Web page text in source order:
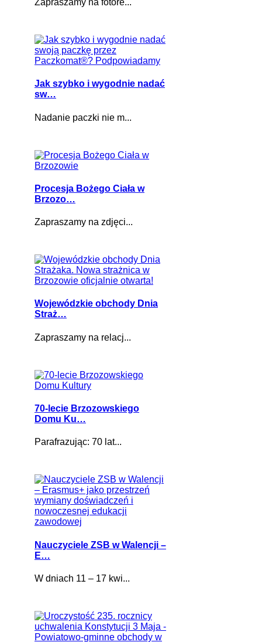
Zapraszamy na fotore...
Jak szybko i wygodnie nadać
sw…
Nadanie paczki nie m...
Procesja Bożego Ciała w
Brzozo…
Zapraszamy na zdjęci...
Wojewódzkie obchody Dnia
Straż…
Zapraszamy na relacj...
70-lecie Brzozowskiego
Domu Ku…
Parafrazując: 70 lat...
Nauczyciele ZSB w Walencji –
E…
W dniach 11 – 17 kwi...